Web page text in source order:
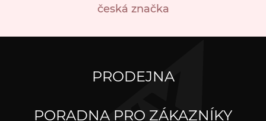
česká značka
PRODEJNA
PORADNA PRO ZÁKAZNÍKY